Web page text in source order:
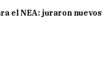
el NEA: juraron nuevos